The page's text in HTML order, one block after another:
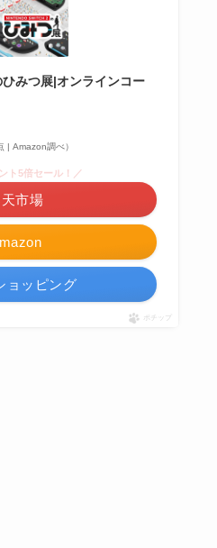
みつ展|オンラインコー
| Amazon調べ）
ト5倍セール！／
市場
ョッピング
ポチップ